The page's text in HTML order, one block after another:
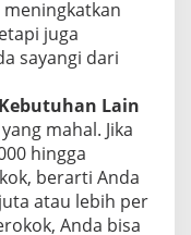
juga
sayangi dari
Lain
mahal. Jika
hingga
berarti Anda
atau lebih per
Anda bisa